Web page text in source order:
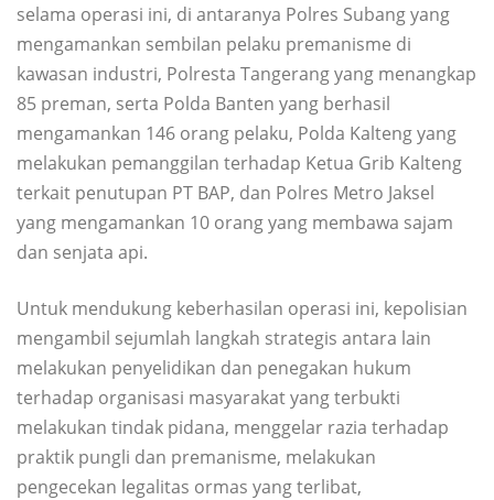
selama operasi ini, di antaranya Polres Subang yang
mengamankan sembilan pelaku premanisme di
kawasan industri, Polresta Tangerang yang menangkap
85 preman, serta Polda Banten yang berhasil
mengamankan 146 orang pelaku, Polda Kalteng yang
melakukan pemanggilan terhadap Ketua Grib Kalteng
terkait penutupan PT BAP, dan Polres Metro Jaksel
yang mengamankan 10 orang yang membawa sajam
dan senjata api.
Untuk mendukung keberhasilan operasi ini, kepolisian
mengambil sejumlah langkah strategis antara lain
melakukan penyelidikan dan penegakan hukum
terhadap organisasi masyarakat yang terbukti
melakukan tindak pidana, menggelar razia terhadap
praktik pungli dan premanisme, melakukan
pengecekan legalitas ormas yang terlibat,